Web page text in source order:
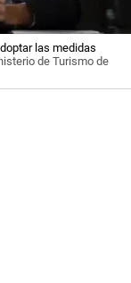
las medidas
de Turismo de